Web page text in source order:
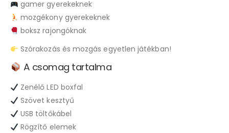
gamer gyerekeknek
mozgékony gyerekeknek
boksz rajongóknak
Szórakozás és mozgás egyetlen játékban!
A csomag tartalma
Zenélő LED boxfal
Szövet kesztyű
USB töltőkábel
Rögzítő elemek